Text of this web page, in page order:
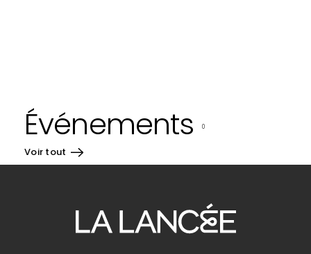
Événements 0
Voir tout
diriger